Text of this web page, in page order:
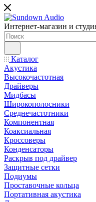
Интернет-магазин и
Каталог
Акустика
Высокочастотная
Драйверы
Мидбасы
Широкополосники
Среднечастотники
Компонентная
Коаксиальная
Кроссоверы
Конденсаторы
Раскрыв под драйвер
Защитные сетки
Подиумы
Проставочные кольца
Портативная акустика